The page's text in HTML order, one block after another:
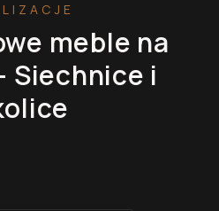
meble na
Siechnice i